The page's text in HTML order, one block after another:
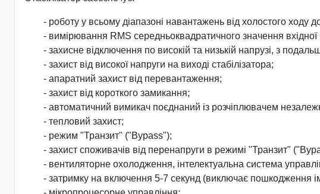
- роботу у всьому діапазоні навантажень від холостого ходу
- вимірювання RMS середньоквадратичного значення вхідної
- захисне відключення по високій та низькій напрузі, з
- захист від високої напруги на виході стабілізатора;
- апаратний захист від перевантаження;
- захист від короткого замикання;
- автоматичний вимикач поєднаний із розчіплювачем
- тепловий захист;
- режим "Транзит" ("Bypass");
- захист споживачів від перенапруги в режимі "Транзит"
- вентиляторне охолодження, інтелектуальна система
- затримку на включення 5-7 секунд (виключає пошкодження